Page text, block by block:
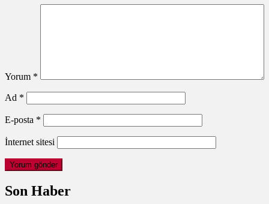
Yorum *
Ad *
E-posta *
İnternet sitesi
Son Haber